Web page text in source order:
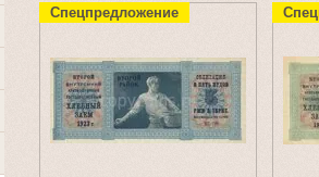
Спецпредложение